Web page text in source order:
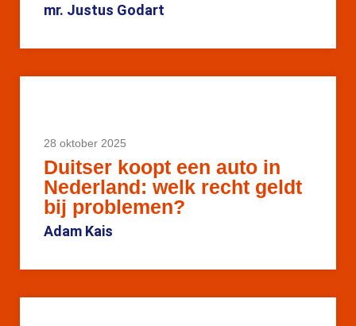
mr. Justus Godart
28 oktober 2025
Duitser koopt een auto in
Nederland: welk recht geldt
bij problemen?
Adam Kais